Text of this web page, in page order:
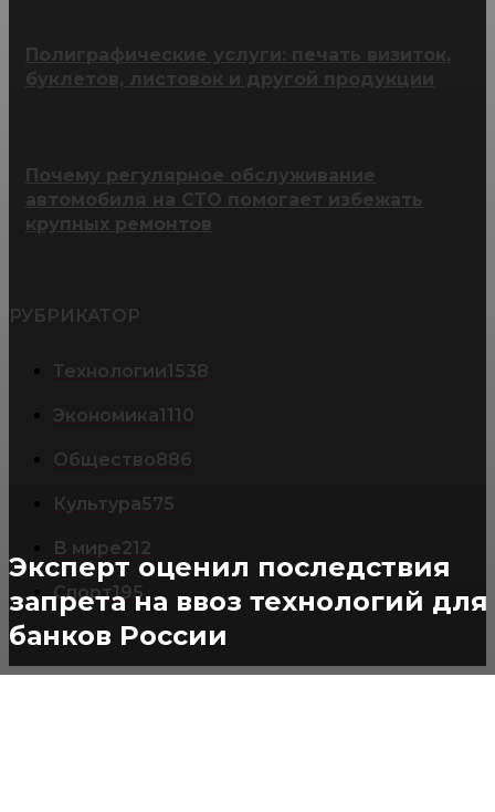
Эксперт оценил последствия
запрета на ввоз технологий для
банков России
Полиграфические услуги: печать визиток,
буклетов, листовок и другой продукции
Почему регулярное обслуживание
автомобиля на СТО помогает избежать
крупных ремонтов
РУБРИКАТОР
Технологии1538
Экономика1110
Общество886
Культура575
В мире212
Спорт195